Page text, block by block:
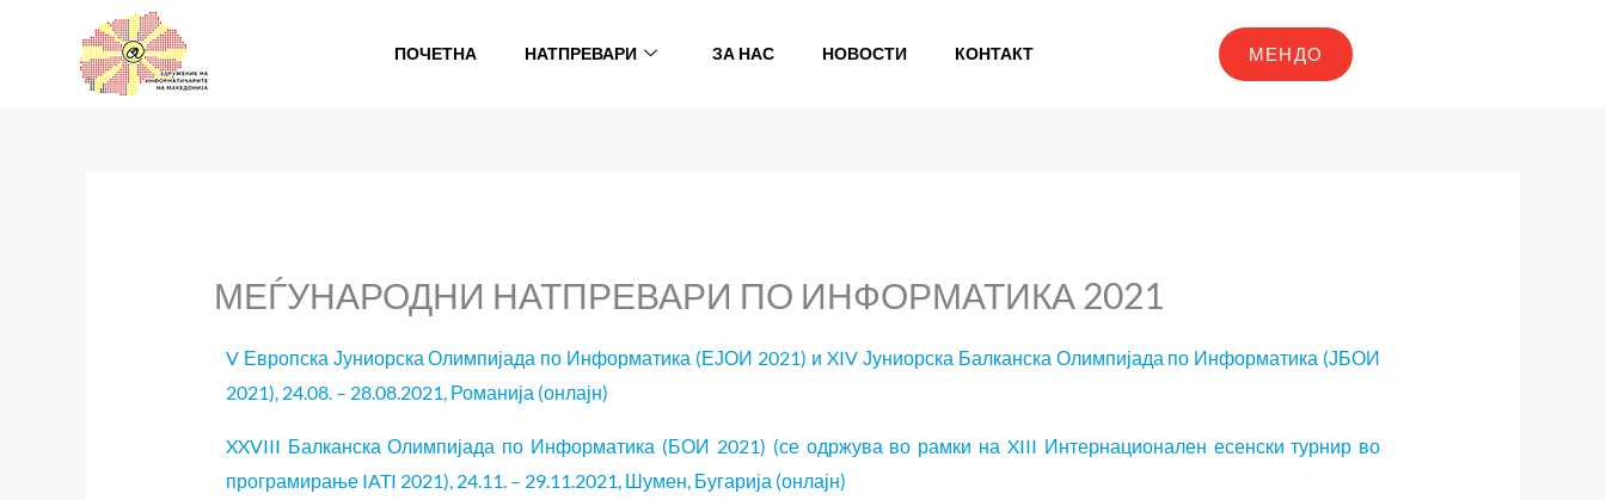
ПОЧЕТНА НАТПРЕВАРИ ЗА НАС НОВОСТИ КОНТАКТ МЕНДО
МЕЃУНАРОДНИ НАТПРЕВАРИ ПО ИНФОРМАТИКА 2021
V Европска Јуниорска Олимпијада по Информатика (ЕЈОИ 2021) и XIV Јуниорска Балканска Олимпијада по Информатика (ЈБОИ
2021), 24.08. – 28.08.2021, Романија (онлајн)
XXVIII Балканска Олимпијада по Информатика (БОИ 2021) (се одржува во рамки на XIII Интернационален есенски турнир во
програмирање IATI 2021), 24.11. – 29.11.2021, Шумен, Бугарија (онлајн)